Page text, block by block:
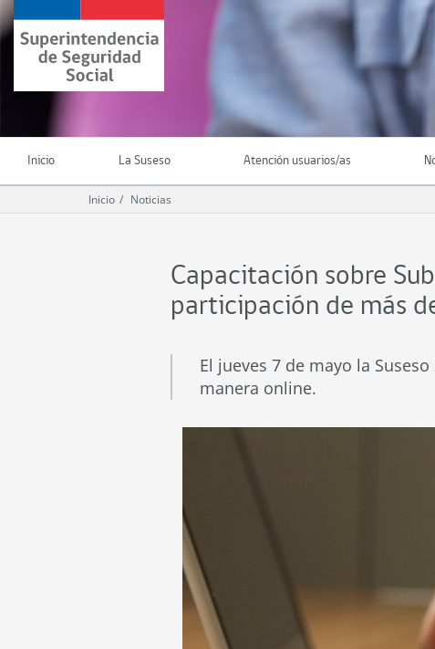
Ir
al
contenido
principal
Superintendencia
de
Seguridad
(SUSESO)
Chile
Inicio La Suseso Atención usuarios/as
Inicio Noticias
Capacitación sobre
participación de más
El jueves 7 de mayo la
manera online.